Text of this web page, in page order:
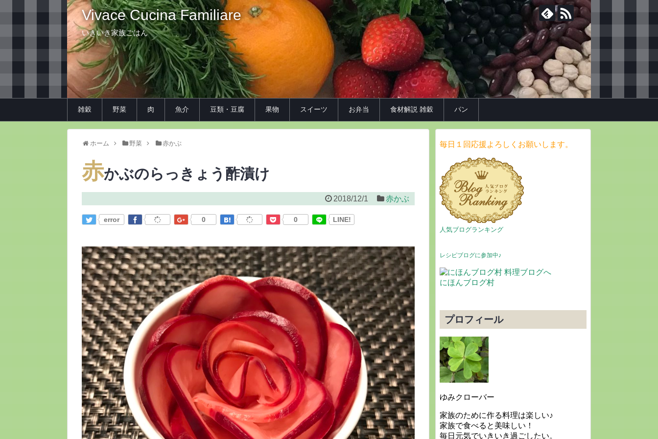
Vivace Cucina Familiare
いきいき家族ごはん
雑穀 野菜 肉 魚介 豆類・豆腐 果物 スイーツ お弁当 食材解説 雑穀 パン
ホーム 野菜 赤かぶ
赤かぶのらっきょう酢漬け
2018/12/1 赤かぶ
error 0 0 LINE!
毎日１回応援よろしくお願いします。
人気ブログランキング
レシピブログに参加中♪
にほんブログ村
プロフィール
ゆみクローバー
家族のために作る料理は楽しい♪
家族で食べると美味しい！
毎日元気でいきいき過ごしたい。